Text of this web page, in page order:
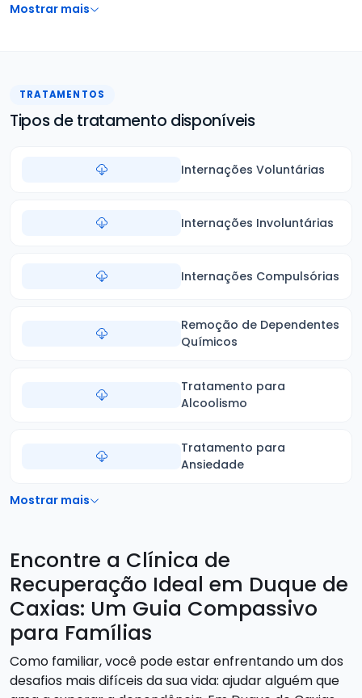
Mostrar mais
TRATAMENTOS
Tipos de tratamento disponíveis
Internações Voluntárias
Internações Involuntárias
Internações Compulsórias
Remoção de Dependentes
Químicos
Tratamento para
Alcoolismo
Tratamento para
Ansiedade
Mostrar mais
Encontre a Clínica de
Recuperação Ideal em Duque de
Caxias: Um Guia Compassivo
para Famílias
Como familiar, você pode estar enfrentando um dos
desafios mais difíceis da sua vida: ajudar alguém que